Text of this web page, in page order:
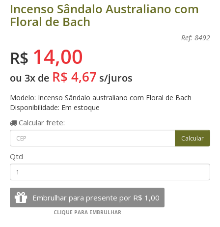
Incenso Sândalo Australiano com
Floral de Bach
Ref: 8492
R$ 14,00
ou 3x de R$ 4,67 s/juros
Modelo: Incenso Sândalo australiano com Floral de Bach
Disponibilidade: Em estoque
Calcular frete:
Qtd